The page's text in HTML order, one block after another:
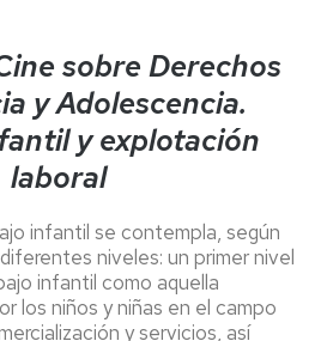
sobre Derechos
y Adolescencia.
y explotación
laboral
infantil se contempla, según
niveles: un primer nivel
infantil como aquella
los niños y niñas en el campo
y servicios, así